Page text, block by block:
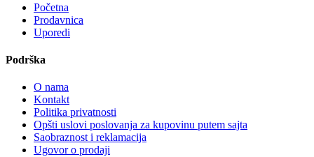
Početna
Prodavnica
Uporedi
Podrška
O nama
Kontakt
Politika privatnosti
Opšti uslovi poslovanja za kupovinu putem sajta
Saobraznost i reklamacija
Ugovor o prodaji